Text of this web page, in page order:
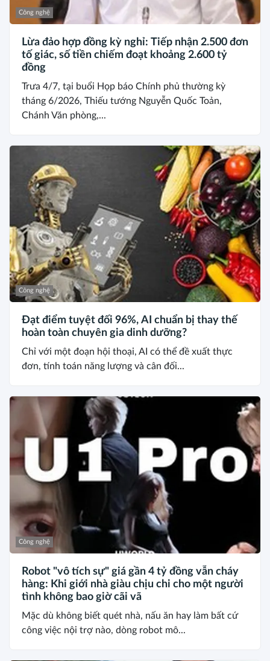
Công nghệ
Lừa đảo hợp đồng kỳ nghỉ: Tiếp nhận 2.500 đơn
tố giác, số tiền chiếm đoạt khoảng 2.600 tỷ
đồng
Trưa 4/7, tại buổi Họp báo Chính phủ thường kỳ
tháng 6/2026, Thiếu tướng Nguyễn Quốc Toản,
Chánh Văn phòng,...
Công nghệ
Đạt điểm tuyệt đối 96%, AI chuẩn bị thay thế
hoàn toàn chuyên gia dinh dưỡng?
Chỉ với một đoạn hội thoại, AI có thể đề xuất thực
đơn, tính toán năng lượng và cân đối...
Công nghệ
Robot "vô tích sự" giá gần 4 tỷ đồng vẫn cháy
hàng: Khi giới nhà giàu chịu chi cho một người
tình không bao giờ cãi vã
Mặc dù không biết quét nhà, nấu ăn hay làm bất cứ
công việc nội trợ nào, dòng robot mô...